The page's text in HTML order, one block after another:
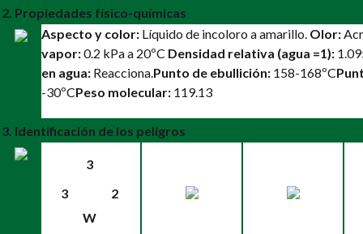
2. Propiedades físico-químicas
Aspecto y color: Líquido de incoloro a amarillo. Olor:
vapor:0.2 kPa a 20ºC Densidad relativa (agua =1):
en agua: Reacciona.Punto de ebullición: 158-168ºC
-30ºCPeso molecular: 119.13
3. Identificación de los peligros
3
3
2
W